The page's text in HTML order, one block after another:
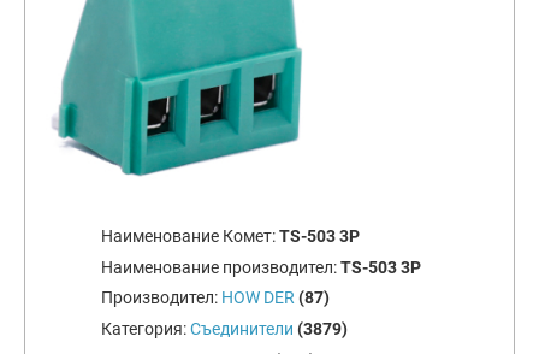
Наименование Комет:TS-503 3P
Наименование производител:TS-503 3P
Производител: HOW DER (87)
Категория:Съединители (3879)